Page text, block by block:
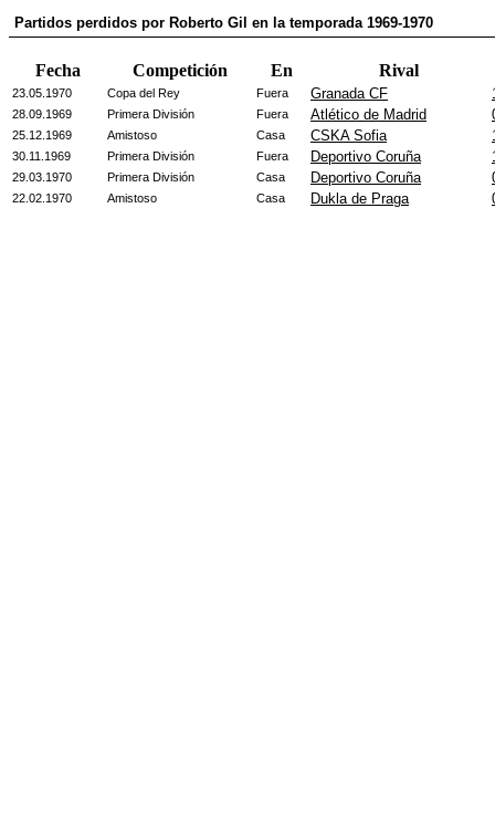
Partidos perdidos por Roberto Gil en la temporada 1969-1970
Fecha Competición En Rival
23.05.1970 Copa del Rey Fuera Granada CF
28.09.1969 Primera División Fuera Atlético de Madrid
25.12.1969 Amistoso Casa CSKA Sofia
30.11.1969 Primera División Fuera Deportivo Coruña
29.03.1970 Primera División Casa Deportivo Coruña
22.02.1970 Amistoso Casa Dukla de Praga